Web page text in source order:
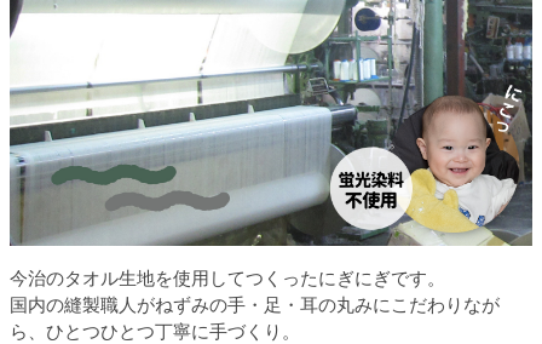
今治のタオル生地を使用してつくったにぎにぎです。
国内の縫製職人がねずみの手・足・耳の丸みにこだわりなが
ら、ひとつひとつ丁寧に手づくり。